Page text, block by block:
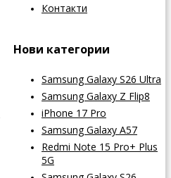
Контакти
Нови категории
Samsung Galaxy S26 Ultra
Samsung Galaxy Z Flip8
iPhone 17 Pro
Samsung Galaxy A57
Redmi Note 15 Pro+ Plus
5G